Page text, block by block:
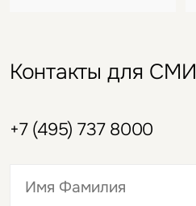
Контакты для СМИ
+7 (495) 737 8000